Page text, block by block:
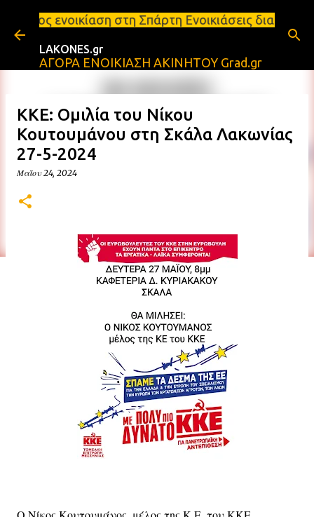
Μετάβαση στο κύριο περιεχόμενο
στη Σπάρτη Ενοικιάσεις διαμερισμάτων
LAKONES.gr
ΑΓΟΡΑ ΕΝΟΙΚΙΑΣΗ ΑΚΙΝΗΤΟΥ Grad.gr
ΚΚΕ: Ομιλία του Νίκου
Κουτουμάνου στη Σκάλα Λακωνίας
27-5-2024
Μαΐου 24, 2024